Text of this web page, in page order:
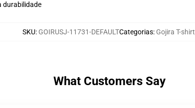
durabilidade
SKU: GOIRUSJ-11731-DEFAULTCategorias: Gojira T-shirt
What Customers Say